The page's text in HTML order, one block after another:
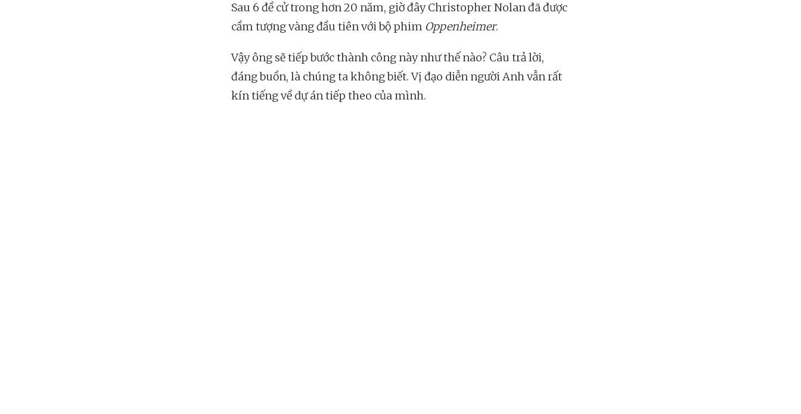
Sau 6 đề cử trong hơn 20 năm, giờ đây Christopher Nolan đã được
cầm tượng vàng đầu tiên với bộ phim Oppenheimer.
Vậy ông sẽ tiếp bước thành công này như thế nào? Câu trả lời,
đáng buồn, là chúng ta không biết. Vị đạo diễn người Anh vẫn rất
kín tiếng về dự án tiếp theo của mình.